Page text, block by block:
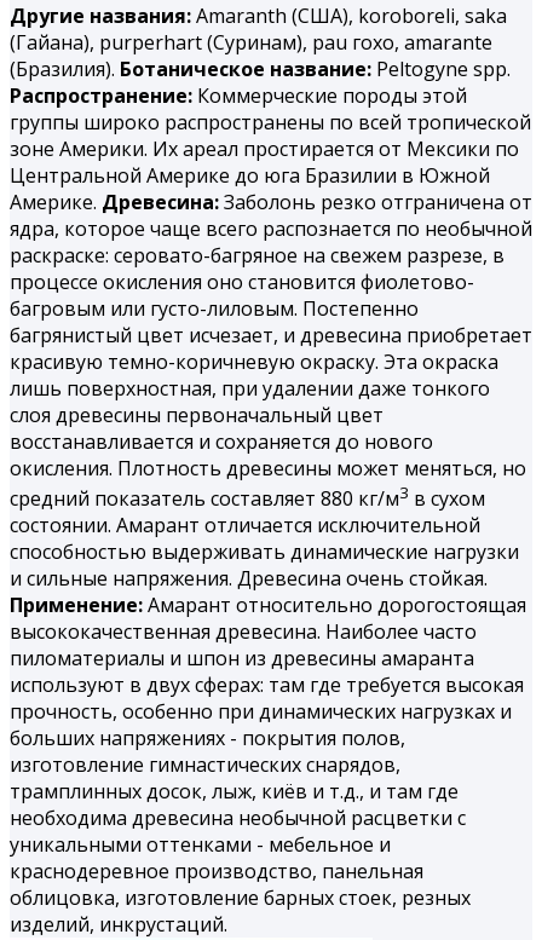
Другие названия:Amaranth (США), koroboreli, saka
(Гайана), purperhart (Суринам), раu гохо, amarantе
(Бразилия). Ботаническое название: Peltogyne spp.
Распространение: Коммерческие породы этой
группы широко распространены по всей тропической
зоне Америки. Их ареал простирается от Мексики по
Центральной Америке до юга Бразилии в Южной
Америке. Древесина:Заболонь резко отграничена от
ядра, которое чаще всего распознается по необычной
раскраске: серовато-багряное на свежем разрезе, в
процессе окисления оно становится фиолетово-
багровым или густо-лиловым. Постепенно
багрянистый цвет исчезает, и древесина приобретает
красивую темно-коричневую окраску. Эта окраска
лишь поверхностная, при удалении даже тонкого
слоя древесины первоначальный цвет
восстанавливается и сохраняется до нового
окисления. Плотность древесины может меняться, но
средний показатель составляет 880 кг/м3 в сухом
состоянии. Амарант отличается исключительной
способностью выдерживать динамические нагрузки
и сильные напряжения. Древесина очень стойкая.
Применение:Амарант относительно дорогостоящая
высококачественная древесина. Наиболее часто
пиломатериалы и шпон из древесины амаранта
используют в двух сферах: там где требуется высокая
прочность, особенно при динамических нагрузках и
больших напряжениях - покрытия полов,
изготовление гимнастических снарядов,
трамплинных досок, лыж, киёв и т.д., и там где
необходима древесина необычной расцветки с
уникальными оттенками - мебельное и
краснодеревное производство, панельная
облицовка, изготовление барных стоек, резных
изделий, инкрустаций.